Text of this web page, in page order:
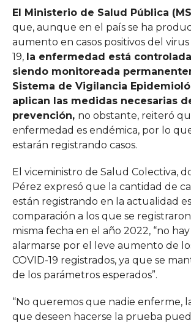
El Ministerio de Salud Pública
que, aunque en el país se ha
aumento en casos positivos del virus
19, la enfermedad está
siendo monitoreada
Sistema de Vigilancia
aplican las medidas necesarias
prevención, no obstante, reiteró
enfermedad es endémica, por lo
estarán registrando casos.
El viceministro de Salud Colectiva,
Pérez expresó que la cantidad de
están registrando en la actualidad
comparación a los que se
misma fecha en el año 2022, “no
alarmarse por el leve aumento de
COVID-19 registrados, ya que se
de los parámetros esperados”.
“No queremos que nadie enferme,
que deseen hacerse la prueba